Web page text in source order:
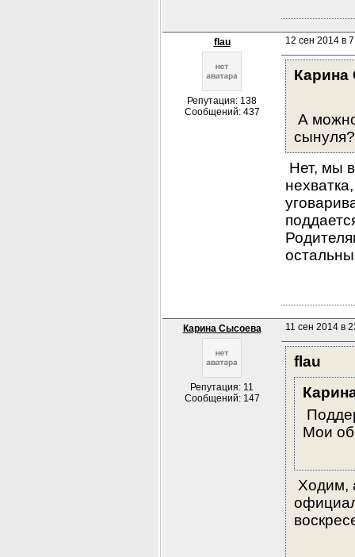
flau
Репутация: 138
Сообщений: 437
12 сен 2014 в
А
сынуля?
Нет, мы
Карина Сысоева
Репутация: 11
Сообщений: 147
11 сен 2014 в
flau
Мои
Ходим,